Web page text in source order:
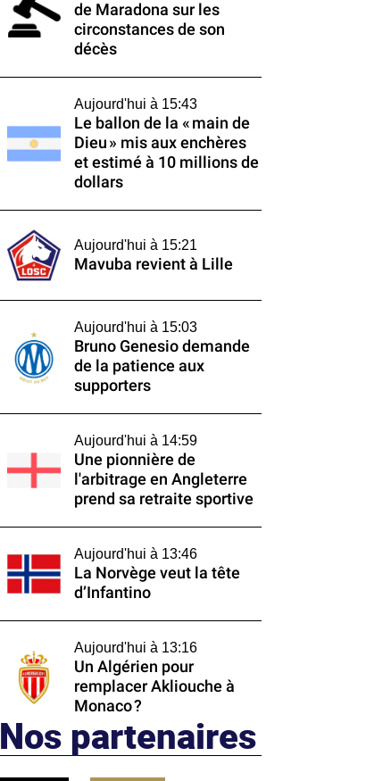
de Maradona sur les
circonstances de son
décès
Aujourd'hui à 15:43
Le ballon de la « main de
Dieu » mis aux enchères
et estimé à 10 millions de
dollars
Aujourd'hui à 15:21
Mavuba revient à Lille
Aujourd'hui à 15:03
Bruno Genesio demande
de la patience aux
supporters
Aujourd'hui à 14:59
Une pionnière de
l'arbitrage en Angleterre
prend sa retraite sportive
Aujourd'hui à 13:46
La Norvège veut la tête
d’Infantino
Aujourd'hui à 13:16
Un Algérien pour
remplacer Akliouche à
Monaco ?
Nos partenaires